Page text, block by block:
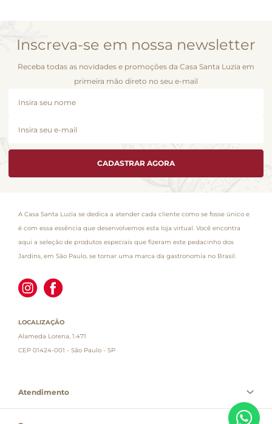
Inscreva-se em nossa newsletter
Receba todas as novidades e promoções da Casa Santa Luzia em
primeira mão direto no seu e-mail
CADASTRAR AGORA
A Casa Santa Luzia se dedica a atender cada cliente como se fosse único e
é com essa essência que desenvolvemos esta loja virtual. Você encontra
aqui a seleção de produtos especiais que fizeram este pedacinho dos
Jardins, em São Paulo, se tornar uma marca da gastronomia no Brasil.
LOCALIZAÇÃO
Alameda Lorena, 1.471
CEP 01424-001 - São Paulo - SP
Atendimento